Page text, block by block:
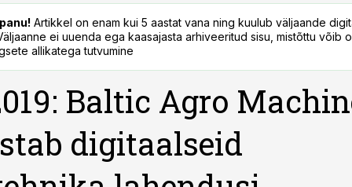
Artikkel on enam kui 5 aastat vana ning kuulub väljaande
ei uuenda ega kaasajasta arhiveeritud sisu, mistõttu võib
allikatega tutvumine
Baltic Agro
digitaalseid